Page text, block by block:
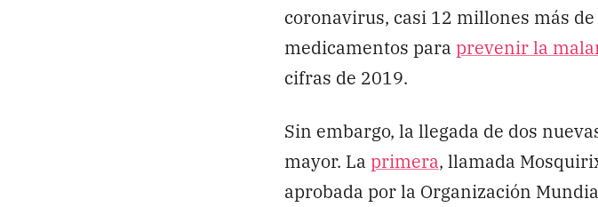
coronavirus, casi 12 millones más
medicamentos para prevenir la
cifras de 2019.
Sin embargo, la llegada de dos
mayor. La primera, llamada
aprobada por la Organización